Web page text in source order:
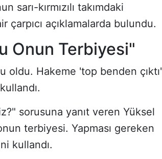
sarı-kırmızılı takımdaki
açıklamalarda bulundu.
Onun Terbiyesi"
oldu. Hakeme 'top benden çıktı'
sorusuna yanıt veren Yüksel
terbiyesi. Yapması gereken
kullandı.